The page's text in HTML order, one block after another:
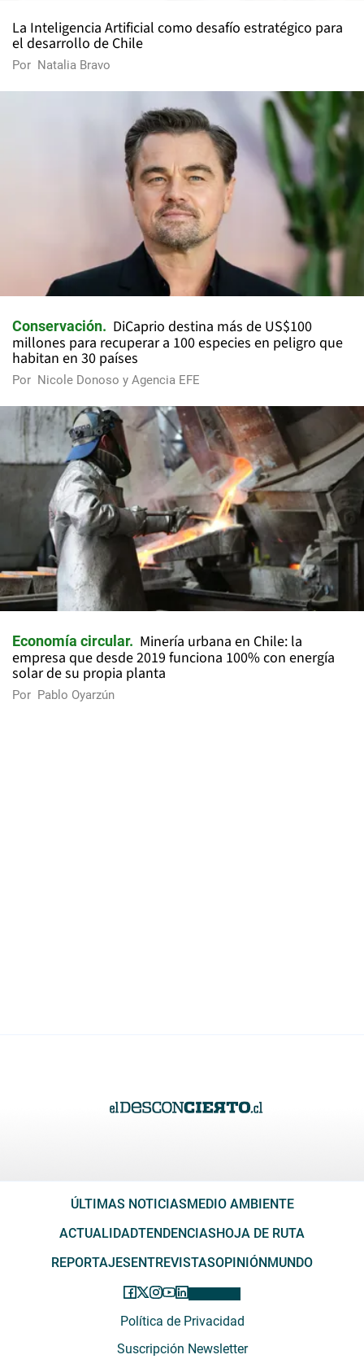
La Inteligencia Artificial como desafío estratégico para
el desarrollo de Chile
Por Natalia Bravo
Conservación
DiCaprio destina más de US$100
millones para recuperar a 100 especies en peligro que
habitan en 30 países
Por Nicole Donoso y Agencia EFE
Economía circular
Minería urbana en Chile: la
empresa que desde 2019 funciona 100% con energía
solar de su propia planta
Por Pablo Oyarzún
ÚLTIMAS NOTICIASMEDIO AMBIENTE
ACTUALIDADTENDENCIASHOJA DE RUTA
REPORTAJESENTREVISTASOPINIÓNMUNDO
Política de Privacidad
Suscripción Newsletter